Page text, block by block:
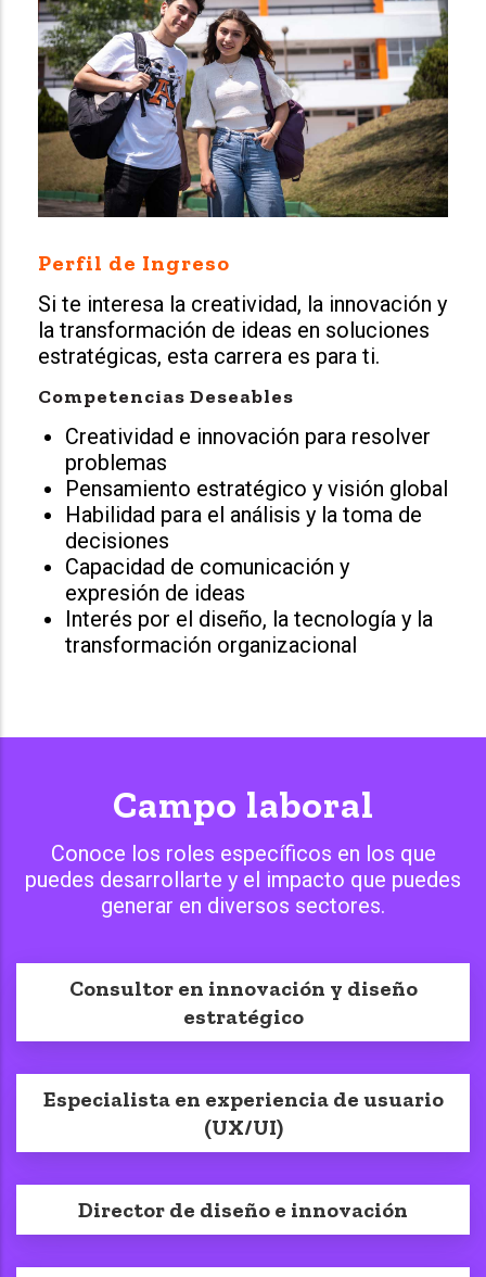
Perfil de Ingreso
Si te interesa la creatividad, la innovación y
la transformación de ideas en soluciones
estratégicas, esta carrera es para ti.
Competencias Deseables
Creatividad e innovación para resolver
problemas
Pensamiento estratégico y visión global
Habilidad para el análisis y la toma de
decisiones
Capacidad de comunicación y
expresión de ideas
Interés por el diseño, la tecnología y la
transformación organizacional
Campo laboral
Conoce los roles específicos en los que
puedes desarrollarte y el impacto que puedes
generar en diversos sectores.
Consultor en innovación y diseño
estratégico
Especialista en experiencia de usuario
(UX/UI)
Director de diseño e innovación